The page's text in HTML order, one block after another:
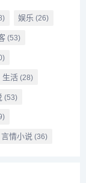
娱乐 (26)
(53)
生活 (28)
(53)
言情小说 (36)